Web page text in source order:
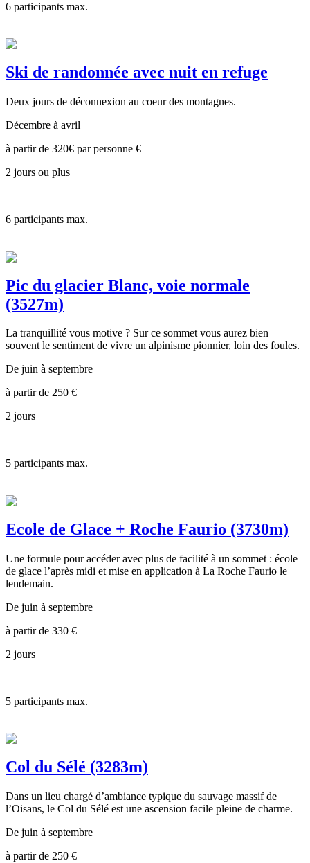
6 participants max.
Ski de randonnée avec nuit en refuge
Deux jours de déconnexion au coeur des montagnes.
Décembre à avril
à partir de 320€ par personne €
2 jours ou plus
6 participants max.
Pic du glacier Blanc, voie normale
(3527m)
La tranquillité vous motive ? Sur ce sommet vous aurez bien
souvent le sentiment de vivre un alpinisme pionnier, loin des foules.
De juin à septembre
à partir de 250 €
2 jours
5 participants max.
Ecole de Glace + Roche Faurio (3730m)
Une formule pour accéder avec plus de facilité à un sommet : école
de glace l’après midi et mise en application à La Roche Faurio le
lendemain.
De juin à septembre
à partir de 330 €
2 jours
5 participants max.
Col du Sélé (3283m)
Dans un lieu chargé d’ambiance typique du sauvage massif de
l’Oisans, le Col du Sélé est une ascension facile pleine de charme.
De juin à septembre
à partir de 250 €